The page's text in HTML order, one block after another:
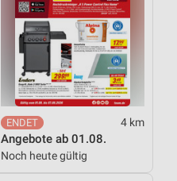
4 km
Angebote ab 01.08.
Noch heute gültig